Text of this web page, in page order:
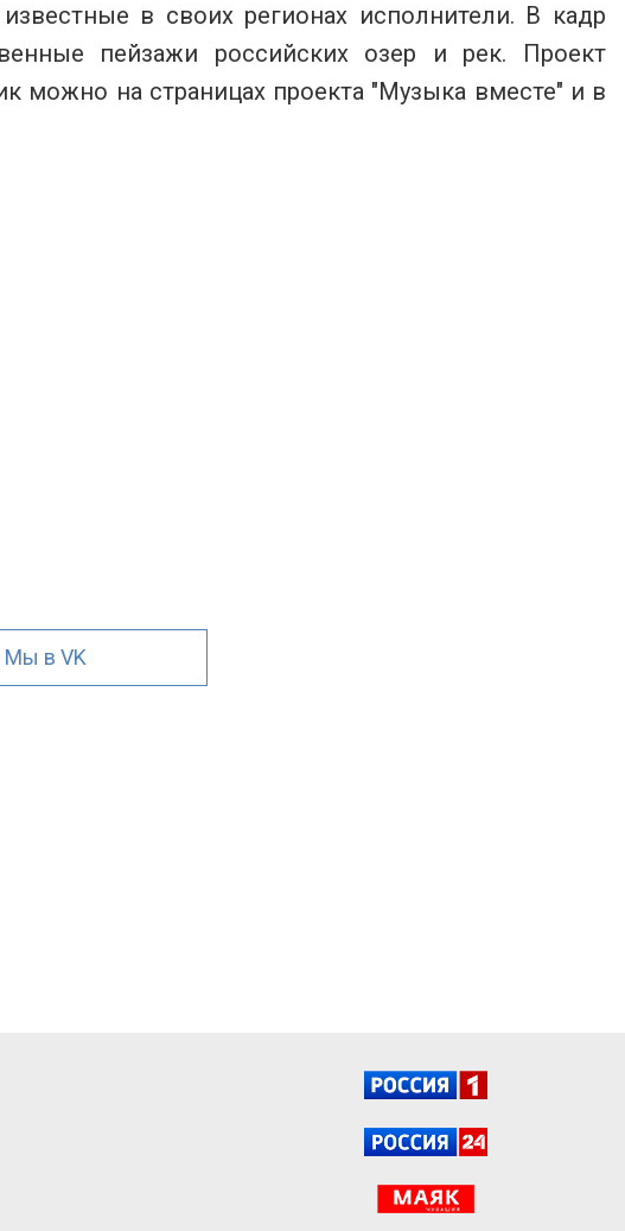
в своих регионах исполнители. В кадр
пейзажи российских озер и рек. Проект
можно на страницах проекта "Музыка вместе" и в
Мы в VK